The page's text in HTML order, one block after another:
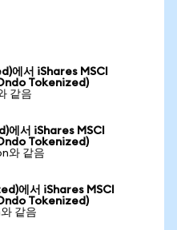
에서 iShares MSCI
Tokenized)
같음
에서 iShares MSCI
Tokenized)
와 같음
에서 iShares MSCI
Tokenized)
같음